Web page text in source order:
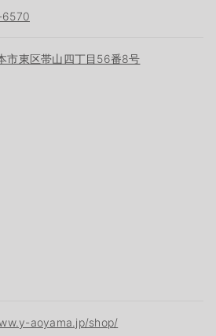
市東区帯山四丁目56番8号
aoyama.jp/shop/